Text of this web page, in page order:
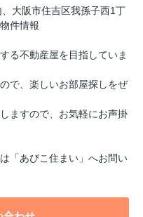
、大阪市住吉区我孫子西1丁
件情報
る不動産屋を目指していま
で、楽しいお部屋探しをぜ
ますので、お気軽にお声掛
「あびこ住まい」へお問い